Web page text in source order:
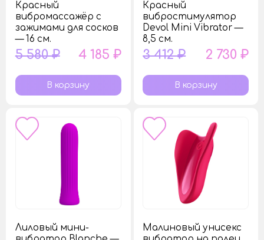
Красный
вибромассажёр с
зажимами для сосков
— 16 см.
5 580 ₽ 4 185 ₽
Красный
вибростимулятор
Devol Mini Vibrator —
8,5 см.
3 412 ₽ 2 730 ₽
Лиловый мини-
Малиновый унисекс